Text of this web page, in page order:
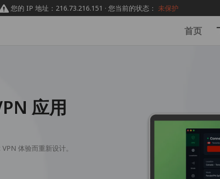
您的 IP 地址：216.73.216.151 · 您当前的状态： 未保护
首页
应用
体验而重新设计。